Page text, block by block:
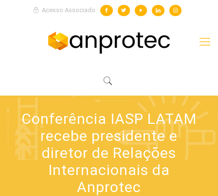
Acesso Associado
Conferência IASP LATAM
recebe presidente e
diretor de Relações
Internacionais da
Anprotec